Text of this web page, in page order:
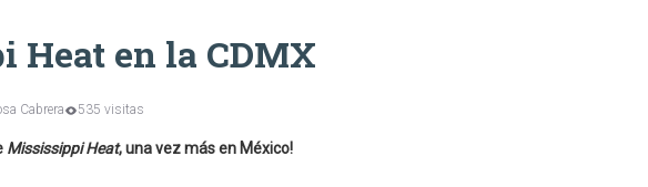
en la CDMX
Cabrera 535 visitas
Mississippi Heat, una vez más en México!